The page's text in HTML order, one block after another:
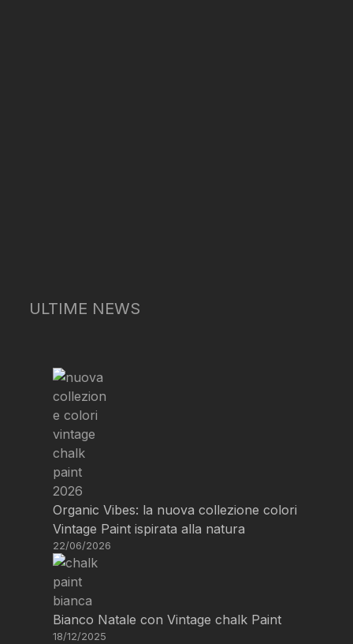
ULTIME NEWS
Organic Vibes: la nuova collezione colori
Vintage Paint ispirata alla natura
22/06/2026
Bianco Natale con Vintage chalk Paint
18/12/2025